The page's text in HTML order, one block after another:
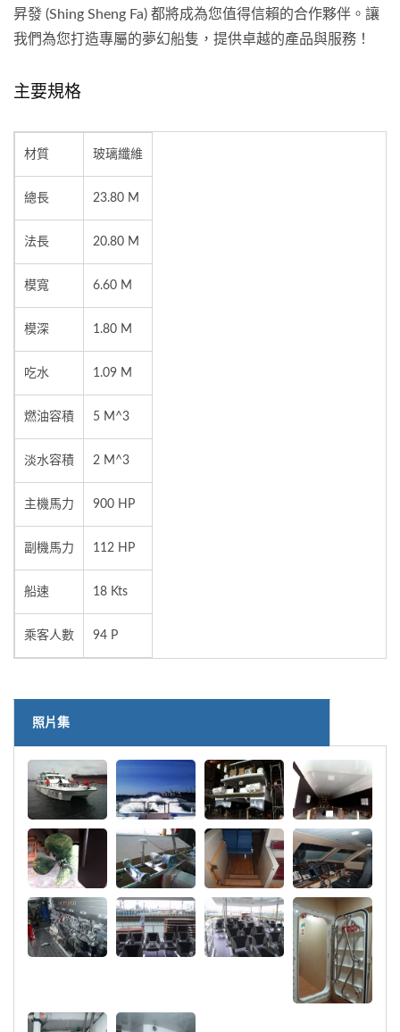
昇發 (Shing Sheng Fa) 都將成為您值得信賴的合作夥伴。讓
我們為您打造專屬的夢幻船隻，提供卓越的產品與服務！
主要規格
材質 玻璃纖維
總長 23.80 M
法長 20.80 M
模寬 6.60 M
模深 1.80 M
吃水 1.09 M
燃油容積 5 M^3
淡水容積 2 M^3
主機馬力 900 HP
副機馬力 112 HP
船速 18 Kts
乘客人數 94 P
照片集